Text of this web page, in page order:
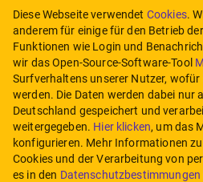
Diese Webseite verwendet Cookies.
anderem für einige für den Betrieb
Funktionen wie Login und
wir das Open-Source-Software-Tool
Surfverhaltens unserer Nutzer,
werden. Die Daten werden dabei nur
Deutschland gespeichert und
weitergegeben. Hier klicken, um das
konfigurieren. Mehr Informationen
Cookies und der Verarbeitung von
es in den Datenschutzbestimmungen